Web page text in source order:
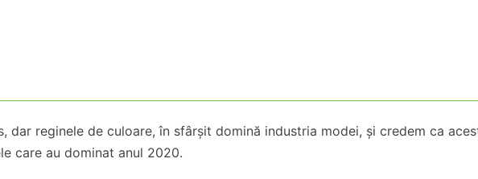
dar reginele de culoare, în sfârșit domină industria modei, și credem ca
care au dominat anul 2020.